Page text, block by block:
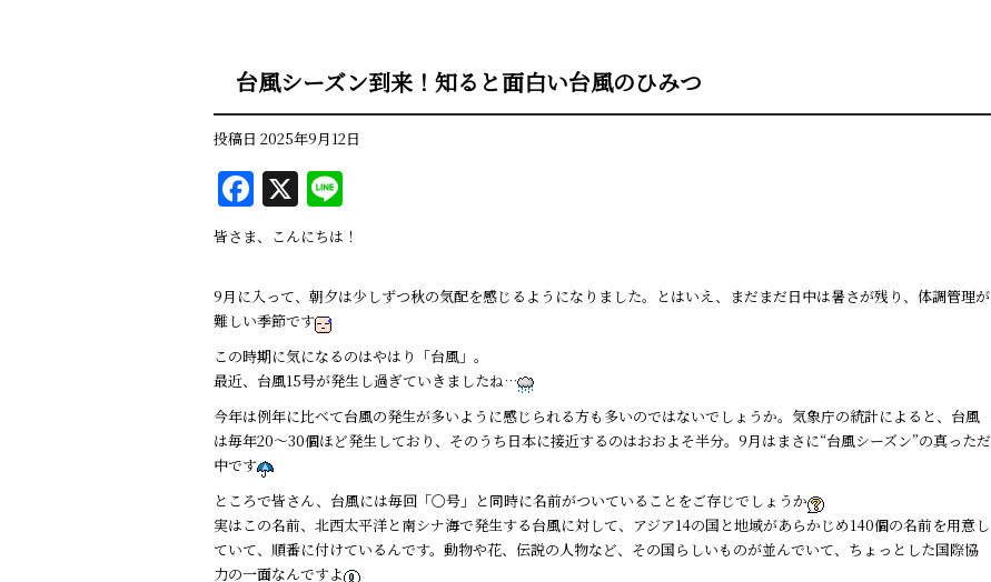
台風シーズン到来！知ると面白い台風のひみつ
投稿日 2025年9月12日
F
a
c
e
b
o
o
k
X
n
e
皆さま、こんにちは！
9月に入って、朝夕は少しずつ秋の気配を感じるようになりました。とはいえ、まだまだ日中は暑さが残り、体調管理が
難しい季節です
この時期に気になるのはやはり「台風」。
最近、台風15号が発生し過ぎていきましたね…
今年は例年に比べて台風の発生が多いように感じられる方も多いのではないでしょうか。気象庁の統計によると、台風
は毎年20～30個ほど発生しており、そのうち日本に接近するのはおおよそ半分。9月はまさに“台風シーズン”の真っただ
中です
ところで皆さん、台風には毎回「〇号」と同時に名前がついていることをご存じでしょうか
実はこの名前、北西太平洋と南シナ海で発生する台風に対して、アジア14の国と地域があらかじめ140個の名前を用意し
ていて、順番に付けているんです。動物や花、伝説の人物など、その国らしいものが並んでいて、ちょっとした国際協
力の一面なんですよ